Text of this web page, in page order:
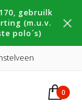
gebruilk
(m.u.v.
polo´s)
0